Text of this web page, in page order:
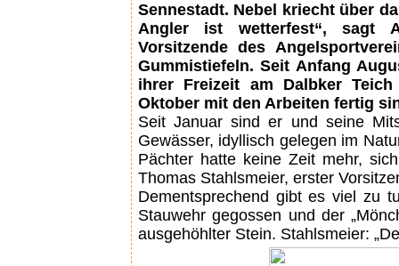
Sennestadt. Nebel kriecht über
Angler ist wetterfest“, sagt
Vorsitzende des
Gummistiefeln. Seit Anfang
ihrer Freizeit am Dalbker
Oktober mit den Arbeiten fertig
Seit Januar sind er und seine
Gewässer, idyllisch gelegen im
Pächter hatte keine Zeit mehr,
Thomas Stahlsmeier, erster
Dementsprechend gibt es viel zu
Stauwehr gegossen und der
ausgehöhlter Stein. Stahlsmeier: